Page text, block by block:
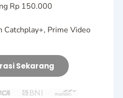
Rp 150.000
Catchplay+, Prime Video
Sekarang